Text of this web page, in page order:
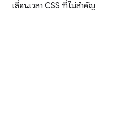
เลื่อนเวลา CSS ที่ไม่สำคัญ